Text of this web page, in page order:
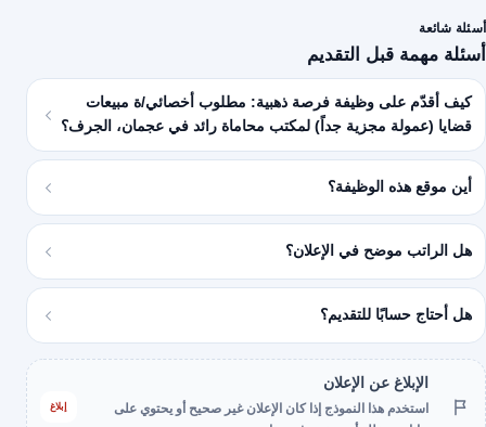
أسئلة شائعة
أسئلة مهمة قبل التقديم
كيف أقدّم على وظيفة فرصة ذهبية: مطلوب أخصائي/ة مبيعات
قضايا (عمولة مجزية جداً) لمكتب محاماة رائد في عجمان، الجرف؟
أين موقع هذه الوظيفة؟
هل الراتب موضح في الإعلان؟
هل أحتاج حسابًا للتقديم؟
الإبلاغ عن الإعلان
استخدم هذا النموذج إذا كان الإعلان غير صحيح أو يحتوي على
إبلاغ